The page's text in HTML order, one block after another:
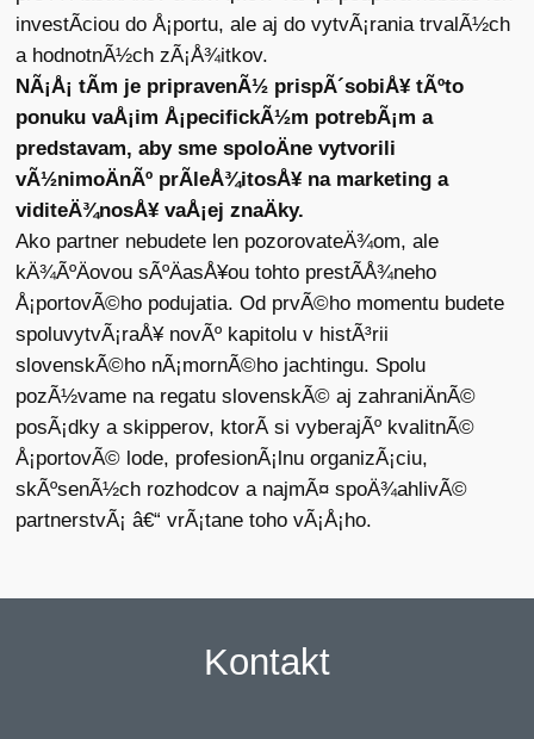
investÃ­ciou do Å¡portu, ale aj do vytvÃ¡rania trvalÃ½ch
a hodnotnÃ½ch zÃ¡Å¾itkov.
NÃ¡Å¡ tÃ­m je pripravenÃ½ prispÃ´sobiÅ¥ tÃºto
ponuku vaÅ¡im Å¡pecifickÃ½m potrebÃ¡m a
predstavam, aby sme spoloÄne vytvorili
vÃ½nimoÄnÃº prÃ­leÅ¾itosÅ¥ na marketing a
viditeÄ¾nosÅ¥ vaÅ¡ej znaÄky.
Ako partner nebudete len pozorovateÄ¾om, ale
kÄ¾ÃºÄovou sÃºÄasÅ¥ou tohto prestÃ­Å¾neho
Å¡portovÃ©ho podujatia. Od prvÃ©ho momentu budete
spoluvytvÃ¡raÅ¥ novÃº kapitolu v histÃ³rii
slovenskÃ©ho nÃ¡mornÃ©ho jachtingu. Spolu
pozÃ½vame na regatu slovenskÃ© aj zahraniÄnÃ©
posÃ¡dky a skipperov, ktorÃ­ si vyberajÃº kvalitnÃ©
Å¡portovÃ© lode, profesionÃ¡lnu organizÃ¡ciu,
skÃºsenÃ½ch rozhodcov a najmÃ¤ spoÄ¾ahlivÃ©
partnerstvÃ¡ â€“ vrÃ¡tane toho vÃ¡Å¡ho.
Kontakt